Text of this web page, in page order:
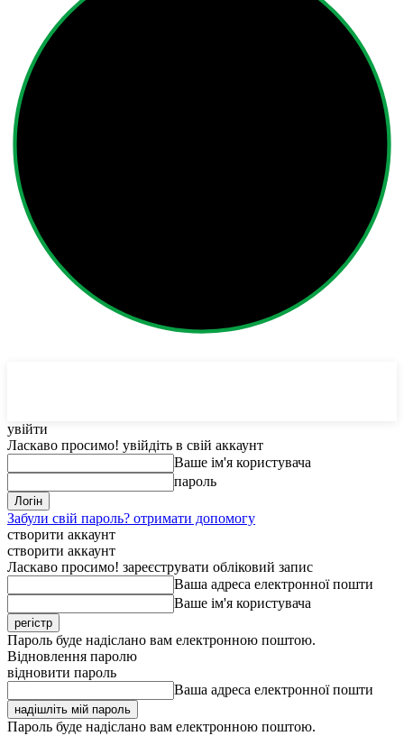
увійти
Ласкаво просимо! увійдіть в свій аккаунт
Ваше ім'я користувача
пароль
Забули свій пароль? отримати допомогу
створити аккаунт
створити аккаунт
Ласкаво просимо! зареєструвати обліковий запис
Ваша адреса електронної пошти
Ваше ім'я користувача
Пароль буде надіслано вам електронною поштою.
Відновлення паролю
відновити пароль
Ваша адреса електронної пошти
Пароль буде надіслано вам електронною поштою.